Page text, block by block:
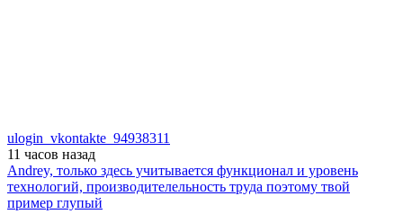
ulogin_vkontakte_94938311
11 часов назад
Andrey, только здесь учитывается функционал и уровень
технологий, производителельность труда поэтому твой
пример глупый